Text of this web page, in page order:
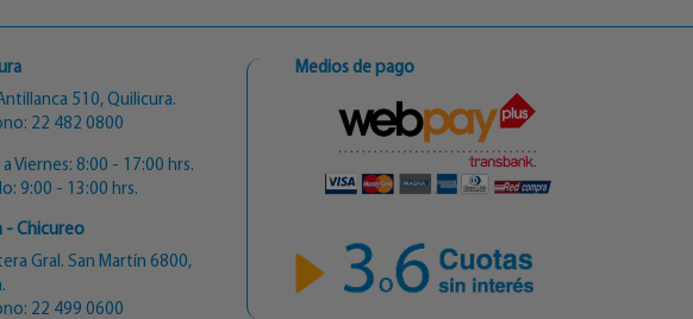
510, Quilicura.
22 482 0800
Viernes: 8:00 - 17:00 hrs.
9:00 - 13:00 hrs.
- Chicureo
Gral. San Martín 6800,
22 499 0600
Medios de pago